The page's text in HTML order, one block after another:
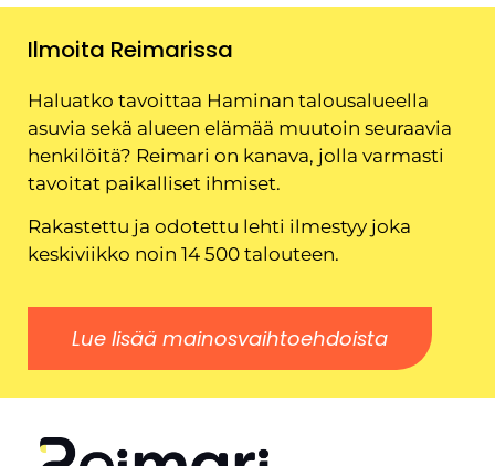
Ilmoita Reimarissa
Haluatko tavoittaa Haminan talousalueella
asuvia sekä alueen elämää muutoin seuraavia
henkilöitä? Reimari on kanava, jolla varmasti
tavoitat paikalliset ihmiset.
Rakastettu ja odotettu lehti ilmestyy joka
keskiviikko noin 14 500 talouteen.
Lue lisää mainosvaihtoehdoista